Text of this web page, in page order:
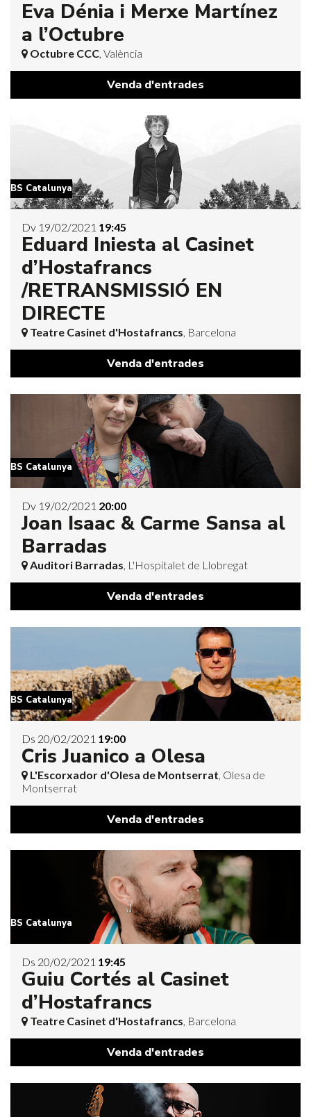
Eva Dénia i Merxe Martínez
a l’Octubre
Octubre CCC, València
Venda d'entrades
BS Catalunya
Dv 19/02/2021 19:45
Eduard Iniesta al Casinet
d’Hostafrancs
/RETRANSMISSIÓ EN
DIRECTE
Teatre Casinet d'Hostafrancs, Barcelona
Venda d'entrades
BS Catalunya
Dv 19/02/2021 20:00
Joan Isaac & Carme Sansa al
Barradas
Auditori Barradas, L'Hospitalet de Llobregat
Venda d'entrades
BS Catalunya
Ds 20/02/2021 19:00
Cris Juanico a Olesa
L'Escorxador d'Olesa de Montserrat, Olesa de
Montserrat
Venda d'entrades
BS Catalunya
Ds 20/02/2021 19:45
Guiu Cortés al Casinet
d’Hostafrancs
Teatre Casinet d'Hostafrancs, Barcelona
Venda d'entrades